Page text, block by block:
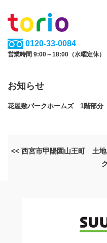
0120-33-0084
営業時間 9:00～18:00（水曜定休）
お知らせ
花屋敷パークホームズ 1階部分
<< 西宮市甲陽園山王町 土地